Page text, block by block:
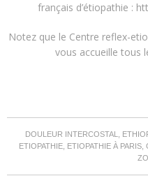
français d’étiopathie :
Notez que le Centre reflex-
vous accueille tous
DOULEUR INTERCOSTAL,
ETIOPATHIE, ETIOPATHIE À